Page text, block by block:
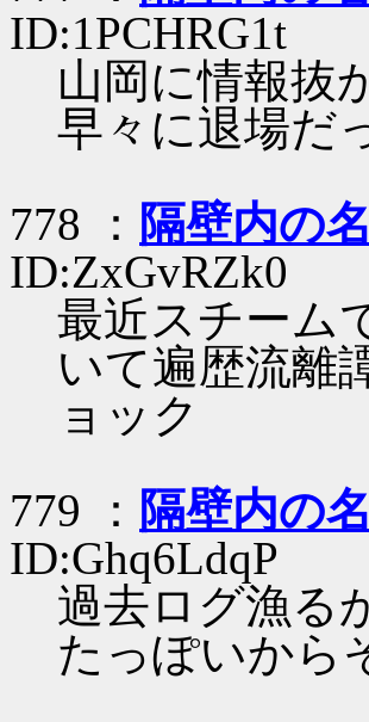
ID:1PCHRG1t
山岡に情報抜
早々に退場だ
778 ： 隔壁内の
ID:ZxGvRZk0
最近スチーム
いて遍歴流離
ョック
779 ： 隔壁内の
ID:Ghq6LdqP
過去ログ漁る
たっぽいから